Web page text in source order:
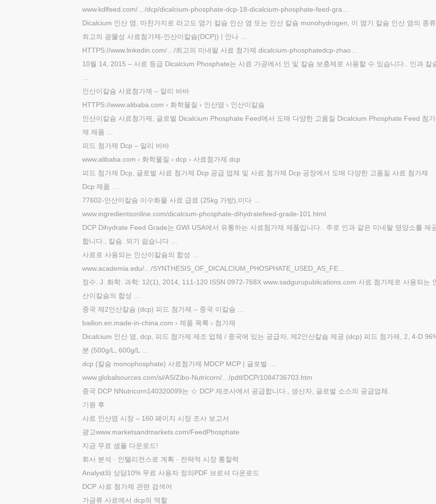
www.kdlfeed.com/…/dcp/dicalcium-phosphate-dcp-18-dicalcium-phosphate-feed-gra…
Dicalcium 인산 염, 마찬가지로 라고도 염기 칼슘 인산 염 또는 인산 칼슘 monohydrogen, 이 염기 칼슘 인산 염의 종
최고의 광물성 사료첨가제-인산이칼슘(DCP)) | 안나 …
HTTPS://www.linkedin.com/…/최고의 미네랄 사료 첨가제 dicalcium-phosphatedcp-zhao…
10월 14, 2015 – 사료 등급 Dicalcium Phosphate는 사료 가공에서 인 및 칼슘 보충제로 사용할 수 있습니다.. 인과 칼
인산이칼슘 사료첨가제 – 알리 바바
HTTPS://www.alibaba.com › 화학물질 › 인산염 › 인산이칼슘
인산이칼슘 사료첨가제, 글로벌 Dicalcium Phosphate Feed에서 도매 다양한 고품질 Dicalcium Phosphate Feed 첨가
제 제품 …
피드 첨가제 Dcp – 알리 바바
www.alibaba.com › 화학물질 › dcp › 사료첨가제 dcp
피드 첨가제 Dcp, 글로벌 사료 첨가제 Dcp 공급 업체 및 사료 첨가제 Dcp 공장에서 도매 다양한 고품질 사료 첨가제
Dcp 제품 …
77602-인산이칼슘 이수화물 사료 급료 (25kg 가방),이다 …
www.ingredientsonline.com/dicalcium-phosphate-dihydratefeed-grade-101.html
DCP Dihydrate Feed Grade는 GWI USA에서 유통하는 사료첨가제 제품입니다.. 주로 인과 같은 미네랄 영양소를 제
합니다., 칼슘. 되기 쉽습니다 …
사료로 사용되는 인산이칼슘의 합성 …
www.academia.edu/…/SYNTHESIS_OF_DICALCIUM_PHOSPHATE_USED_AS_FE…
정수. J. 화학. 과학: 12(1), 2014, 111-120 ISSN 0972-768X www.sadgurupublications.com 사료 첨가제로 사용되는
산이칼슘의 합성 …
중국 제2인산칼슘 (dcp) 피드 첨가제 – 중국 이칼슘 …
bailion.en.made-in-china.com › 제품 목록 › 첨가제
Dicalcium 인산 염, dcp, 피드 첨가제 제조 업체 / 중국에 있는 공급자, 제2인산칼슘 제공 (dcp) 피드 첨가제, 2, 4-D
분 (500g/L, 600g/L …
dcp (칼슘 monophosphate) 사료첨가제 MDCP MCP | 글로벌 …
www.globalsources.com/si/AS/Zibo-Nutricorn/…/pdtl/DCP/1084736703.htm
중국 DCP NNutricorn140320099는 ☆ DCP 제조사에서 공급합니다., 생산자, 글로벌 소스의 공급업체.
기원 후
사료 인산염 시장 – 160 페이지 시장 조사 보고서‎
광고www.marketsandmarkets.com/FeedPhosphate‎
지금 무료 샘플 다운로드!
회사 분석 · 인텔리전스로 계획 · 전략적 시장 통찰력
Analyst와 상담10% 무료 사용자 정의PDF 브로셔 다운로드
DCP 사료 첨가제 관련 검색어
가금류 사료에서 dcp의 역할